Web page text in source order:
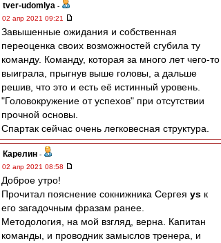
tver-udomlya -
02 апр 2021 09:21
Завышенные ожидания и собственная
переоценка своих возможностей сгубила ту
команду. Команду, которая за много лет чего-то
выиграла, прыгнув выше головы, а дальше
решив, что это и есть её истинный уровень.
"Головокружение от успехов" при отсутствии
прочной основы.
Спартак сейчас очень легковесная структура.
Карелин -
02 апр 2021 08:58
Доброе утро!
Прочитал пояснение сокнижника Сергея ys к
его загадочным фразам ранее.
Методология, на мой взгляд, верна. Капитан
команды, и проводник замыслов тренера, и